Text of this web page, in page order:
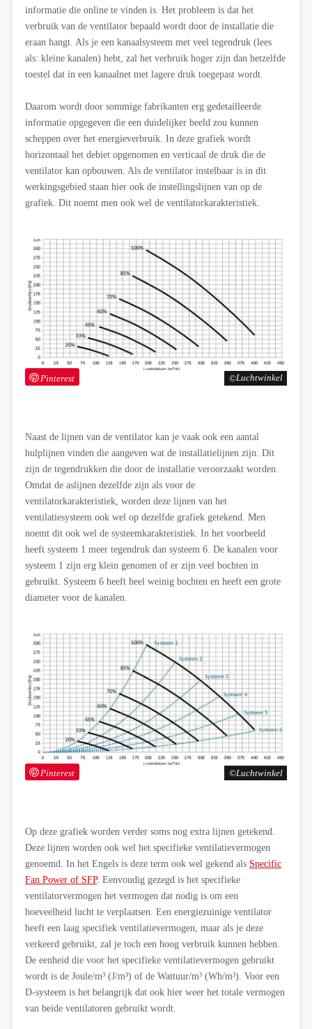
informatie die online te vinden is. Het probleem is dat het
verbruik van de ventilator bepaald wordt door de installatie die
eraan hangt. Als je een kanaalsysteem met veel tegendruk (lees
als: kleine kanalen) hebt, zal het verbruik hoger zijn dan hetzelfde
toestel dat in een kanaalnet met lagere druk toegepast wordt.
Daarom wordt door sommige fabrikanten erg gedetailleerde
informatie opgegeven die een duidelijker beeld zou kunnen
scheppen over het energieverbruik. In deze grafiek wordt
horizontaal het debiet opgenomen en verticaal de druk die de
ventilator kan opbouwen. Als de ventilator instelbaar is in dit
werkingsgebied staan hier ook de instellingslijnen van op de
grafiek. Dit noemt men ook wel de ventilatorkarakteristiek.
Luchtwinkel
Pinterest
Naast de lijnen van de ventilator kan je vaak ook een aantal
hulplijnen vinden die aangeven wat de installatielijnen zijn. Dit
zijn de tegendrukken die door de installatie veroorzaakt worden.
Omdat de aslijnen dezelfde zijn als voor de
ventilatorkarakteristiek, worden deze lijnen van het
ventilatiesysteem ook wel op dezelfde grafiek getekend. Men
noemt dit ook wel de systeemkarakteristiek. In het voorbeeld
heeft systeem 1 meer tegendruk dan systeem 6. De kanalen voor
systeem 1 zijn erg klein genomen of er zijn veel bochten in
gebruikt. Systeem 6 heeft heel weinig bochten en heeft een grote
diameter voor de kanalen.
Luchtwinkel
Pinterest
Op deze grafiek worden verder soms nog extra lijnen getekend.
Deze lijnen worden ook wel het specifieke ventilatievermogen
genoemd. In het Engels is deze term ook wel gekend als Specific
Fan Power of SFP. Eenvoudig gezegd is het specifieke
ventilatorvermogen het vermogen dat nodig is om een
hoeveelheid lucht te verplaatsen. Een energiezuinige ventilator
heeft een laag specifiek ventilatievermogen, maar als je deze
verkeerd gebruikt, zal je toch een hoog verbruik kunnen hebben.
De eenheid die voor het specifieke ventilatievermogen gebruikt
wordt is de Joule/m³ (J/m³) of de Wattuur/m³ (Wh/m³). Voor een
D-systeem is het belangrijk dat ook hier weer het totale vermogen
van beide ventilatoren gebruikt wordt.